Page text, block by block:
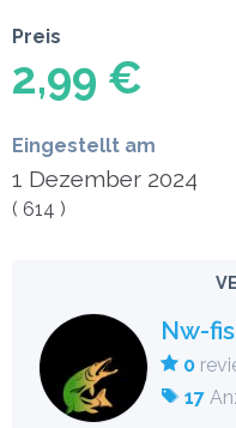
Preis
2,99 €
Eingestellt am
1 Dezember 2024
( 614 )
Nw-
0
17